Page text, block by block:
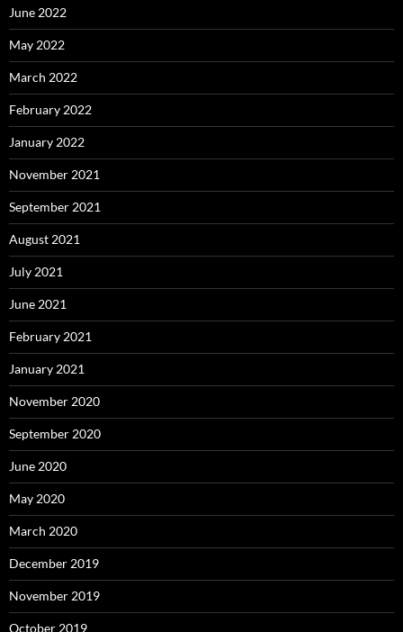
June 2022
May 2022
March 2022
February 2022
January 2022
November 2021
September 2021
August 2021
July 2021
June 2021
February 2021
January 2021
November 2020
September 2020
June 2020
May 2020
March 2020
December 2019
November 2019
October 2019